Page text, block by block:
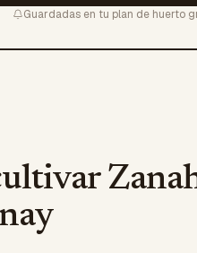
Guardadas en tu plan de huerto